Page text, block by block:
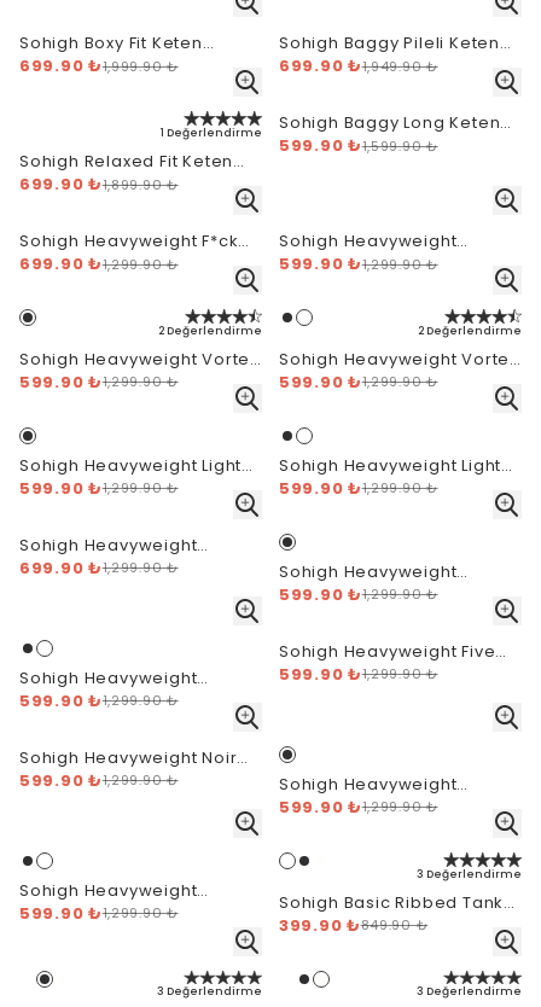
Sohigh Boxy Fit Keten
Gömlek
699.90 ₺1,999.90 ₺
Sohigh Baggy Pileli Keten
Pantolon
699.90 ₺1,949.90 ₺
1 Değerlendirme
Sohigh Relaxed Fit Keten
Pantolon
699.90 ₺1,899.90 ₺
Sohigh Baggy Long Keten
Şort
599.90 ₺1,599.90 ₺
Sohigh Heavyweight F*ck
Off T-Shirt - Siyah
699.90 ₺1,299.90 ₺
Sohigh Heavyweight
Novasync T-Shirt - Antrasit
599.90 ₺1,299.90 ₺
2 Değerlendirme
Sohigh Heavyweight Vortex
Logo T-Shirt - Siyah
599.90 ₺1,299.90 ₺
2 Değerlendirme
Sohigh Heavyweight Vortex
Logo T-Shirt - Beyaz
599.90 ₺1,299.90 ₺
Sohigh Heavyweight Light
Speed T-Shirt - Siyah
599.90 ₺1,299.90 ₺
Sohigh Heavyweight Light
Speed T-Shirt - Beyaz
599.90 ₺1,299.90 ₺
Sohigh Heavyweight
Outlined Logo T-Shirt -
699.90 ₺1,299.90 ₺
Sohigh Heavyweight
Velocity Logo T-Shirt -
599.90 ₺1,299.90 ₺
Sohigh Heavyweight
Velocity Logo T-Shirt -
599.90 ₺1,299.90 ₺
Sohigh Heavyweight Five
Stars T-Shirt - Siyah
599.90 ₺1,299.90 ₺
Sohigh Heavyweight Noir
District T-Shirt - Siyah
599.90 ₺1,299.90 ₺
Sohigh Heavyweight
Alcatraz T-Shirt - Siyah
599.90 ₺1,299.90 ₺
Sohigh Heavyweight
Alcatraz T-Shirt - Beyaz
599.90 ₺1,299.90 ₺
3 Değerlendirme
Sohigh Basic Ribbed Tank
Top - Beyaz
399.90 ₺849.90 ₺
3 Değerlendirme 3 Değerlendirme